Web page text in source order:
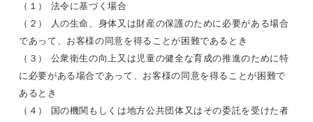
（１） 法令に基づく場合
（２） 人の生命、身体又は財産の保護のために必要がある場合
であって、お客様の同意を得ることが困難であるとき
（３） 公衆衛生の向上又は児童の健全な育成の推進のために特
に必要がある場合であって、お客様の同意を得ることが困難で
あるとき
（４） 国の機関もしくは地方公共団体又はその委託を受けた者